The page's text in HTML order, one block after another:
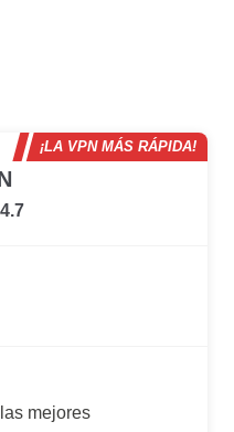
¡LA VPN MÁS RÁPIDA!
4.7
mejores